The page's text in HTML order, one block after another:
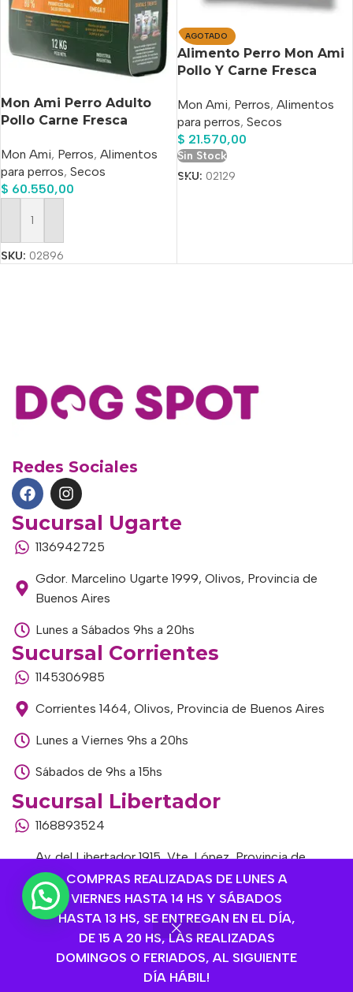
COMPRAS REALIZADAS DE LUNES A
VIERNES HASTA 14 HS Y SÁBADOS
HASTA 13 HS, SE ENTREGAN EN EL DÍA,
DE 15 A 20 HS, LAS REALIZADAS
DOMINGOS O FERIADOS, AL SIGUIENTE
DÍA HÁBIL!
Mon Ami Perro Adulto
Pollo Carne Fresca
Mon Ami, Perros, Alimentos
para perros, Secos
$ 60.550,00
Añadir Al Carrito
SKU: 02896
AGOTADO
Alimento Perro Mon Ami
Pollo Y Carne Fresca
Mon Ami, Perros, Alimentos
para perros, Secos
$ 21.570,00
Sin Stock
SKU: 02129
Redes Sociales
Sucursal Ugarte
1136942725
Gdor. Marcelino Ugarte 1999, Olivos, Provincia de
Buenos Aires
Lunes a Sábados 9hs a 20hs
Sucursal Corrientes
1145306985
Corrientes 1464, Olivos, Provincia de Buenos Aires
Lunes a Viernes 9hs a 20hs
Sábados de 9hs a 15hs
Sucursal Libertador
1168893524
Av. del Libertador 1915, Vte. López, Provincia de
Buenos Aires
Lunes a Viernes de 9hs a 13hs / 16hs a 20hs
Sábados de 9hs a 15hs